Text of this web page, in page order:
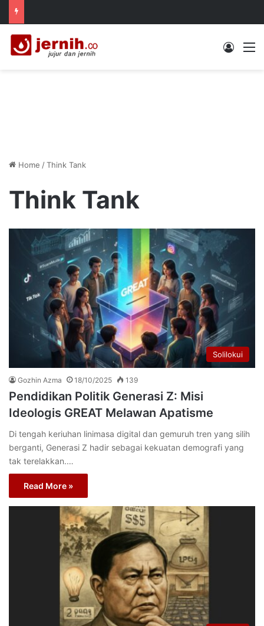
Log In
Home /Think Tank
Think Tank
Solilokui
Gozhin Azma 18/10/2025 139
Pendidikan Politik Generasi Z: Misi
Ideologis GREAT Melawan Apatisme
Di tengah keriuhan linimasa digital dan gemuruh tren yang silih
berganti, Generasi Z hadir sebagai kekuatan demografi yang
tak terelakkan.…
Read More »